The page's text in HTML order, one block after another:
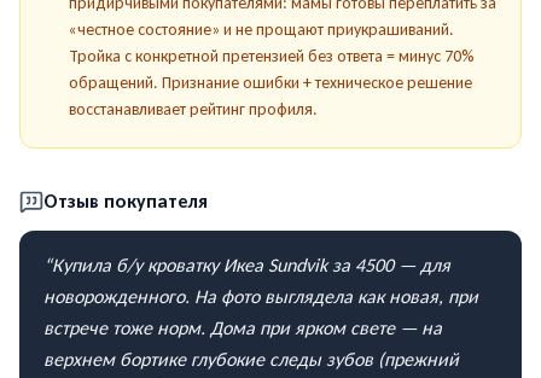
«честное состояние» и не прощают приукрашиваний.
Тройка с конкретной претензией без ответа = минус 70%
обращений. Признание ошибки + техническое решение
восстанавливает рейтинг профиля.
Отзыв покупателя
“Купила б/у кроватку Икеа Sundvik за 4500 — для
новорожденного. На фото выглядела как новая, при
встрече тоже норм. Дома при ярком свете — на
верхнем бортике глубокие следы зубов (прежний